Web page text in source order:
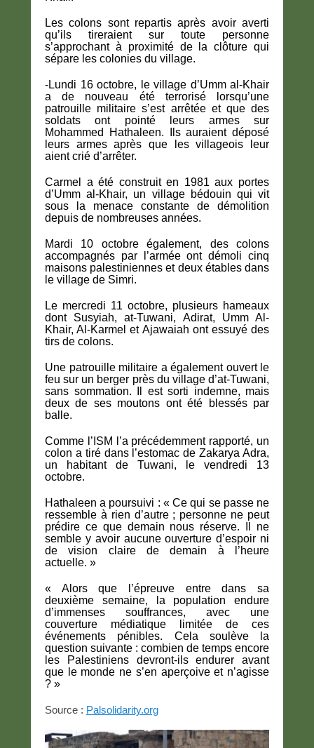
Les colons sont repartis après avoir averti
qu’ils tireraient sur toute personne
s’approchant à proximité de la clôture qui
sépare les colonies du village.
-Lundi 16 octobre, le village d’Umm al-Khair
a de nouveau été terrorisé lorsqu’une
patrouille militaire s’est arrêtée et que des
soldats ont pointé leurs armes sur
Mohammed Hathaleen. Ils auraient déposé
leurs armes après que les villageois leur
aient crié d’arrêter.
Carmel a été construit en 1981 aux portes
d’Umm al-Khair, un village bédouin qui vit
sous la menace constante de démolition
depuis de nombreuses années.
Mardi 10 octobre également, des colons
accompagnés par l’armée ont démoli cinq
maisons palestiniennes et deux étables dans
le village de Simri.
Le mercredi 11 octobre, plusieurs hameaux
dont Susyiah, at-Tuwani, Adirat, Umm Al-
Khair, Al-Karmel et Ajawaiah ont essuyé des
tirs de colons.
Une patrouille militaire a également ouvert le
feu sur un berger près du village d’at-Tuwani,
sans sommation. Il est sorti indemne, mais
deux de ses moutons ont été blessés par
balle.
Comme l’ISM l’a précédemment rapporté, un
colon a tiré dans l’estomac de Zakarya Adra,
un habitant de Tuwani, le vendredi 13
octobre.
Hathaleen a poursuivi : « Ce qui se passe ne
ressemble à rien d’autre ; personne ne peut
prédire ce que demain nous réserve. Il ne
semble y avoir aucune ouverture d’espoir ni
de vision claire de demain à l’heure
actuelle. »
« Alors que l’épreuve entre dans sa
deuxième semaine, la population endure
d’immenses souffrances, avec une
couverture médiatique limitée de ces
événements pénibles. Cela soulève la
question suivante : combien de temps encore
les Palestiniens devront-ils endurer avant
que le monde ne s’en aperçoive et n’agisse
? »
Source : Palsolidarity.org